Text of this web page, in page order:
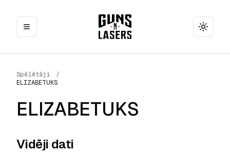
Toggle
Spēlētāji
/
ELIZABETUKS
ELIZABETUKS
Vidēji dati